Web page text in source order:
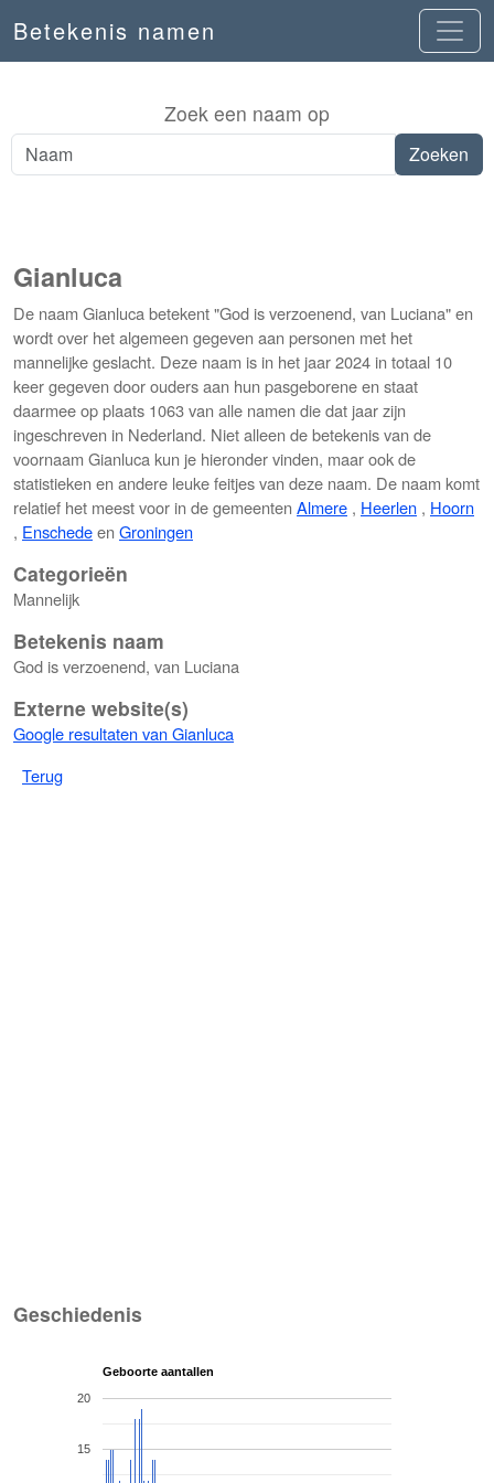
Betekenis namen
Zoek een naam op
Gianluca
De naam Gianluca betekent "God is verzoenend, van Luciana" en
wordt over het algemeen gegeven aan personen met het
mannelijke geslacht. Deze naam is in het jaar 2024 in totaal 10
keer gegeven door ouders aan hun pasgeborene en staat
daarmee op plaats 1063 van alle namen die dat jaar zijn
ingeschreven in Nederland. Niet alleen de betekenis van de
voornaam Gianluca kun je hieronder vinden, maar ook de
statistieken en andere leuke feitjes van deze naam. De naam komt
relatief het meest voor in de gemeenten Almere , Heerlen , Hoorn
, Enschedeen Groningen
Categorieën
Mannelijk
Betekenis naam
God is verzoenend, van Luciana
Externe website(s)
Google resultaten van Gianluca
Terug
Geschiedenis
Geboorte aantallen
15
20